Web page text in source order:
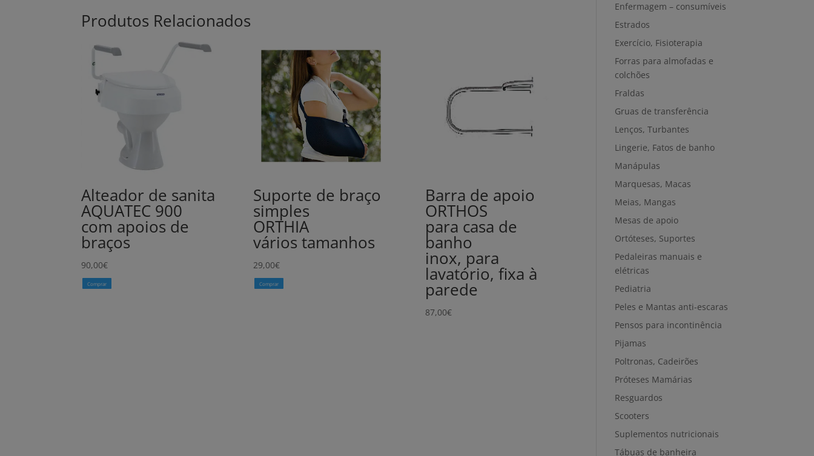
Produtos Relacionados
Alteador de sanita
AQUATEC 900
com apoios de
braços
90,00€
Comprar
Suporte de braço
simples
ORTHIA
vários tamanhos
29,00€
Comprar
Barra de apoio
ORTHOS
para casa de
banho
inox, para
lavatório, fixa à
parede
87,00€
Enfermagem – consumíveis
Estrados
Exercício, Fisioterapia
Forras para almofadas e
colchões
Fraldas
Gruas de transferência
Lenços, Turbantes
Lingerie, Fatos de banho
Manápulas
Marquesas, Macas
Meias, Mangas
Mesas de apoio
Ortóteses, Suportes
Pedaleiras manuais e
elétricas
Pediatria
Peles e Mantas anti-escaras
Pensos para incontinência
Pijamas
Poltronas, Cadeirões
Próteses Mamárias
Resguardos
Scooters
Suplementos nutricionais
Tábuas de banheira